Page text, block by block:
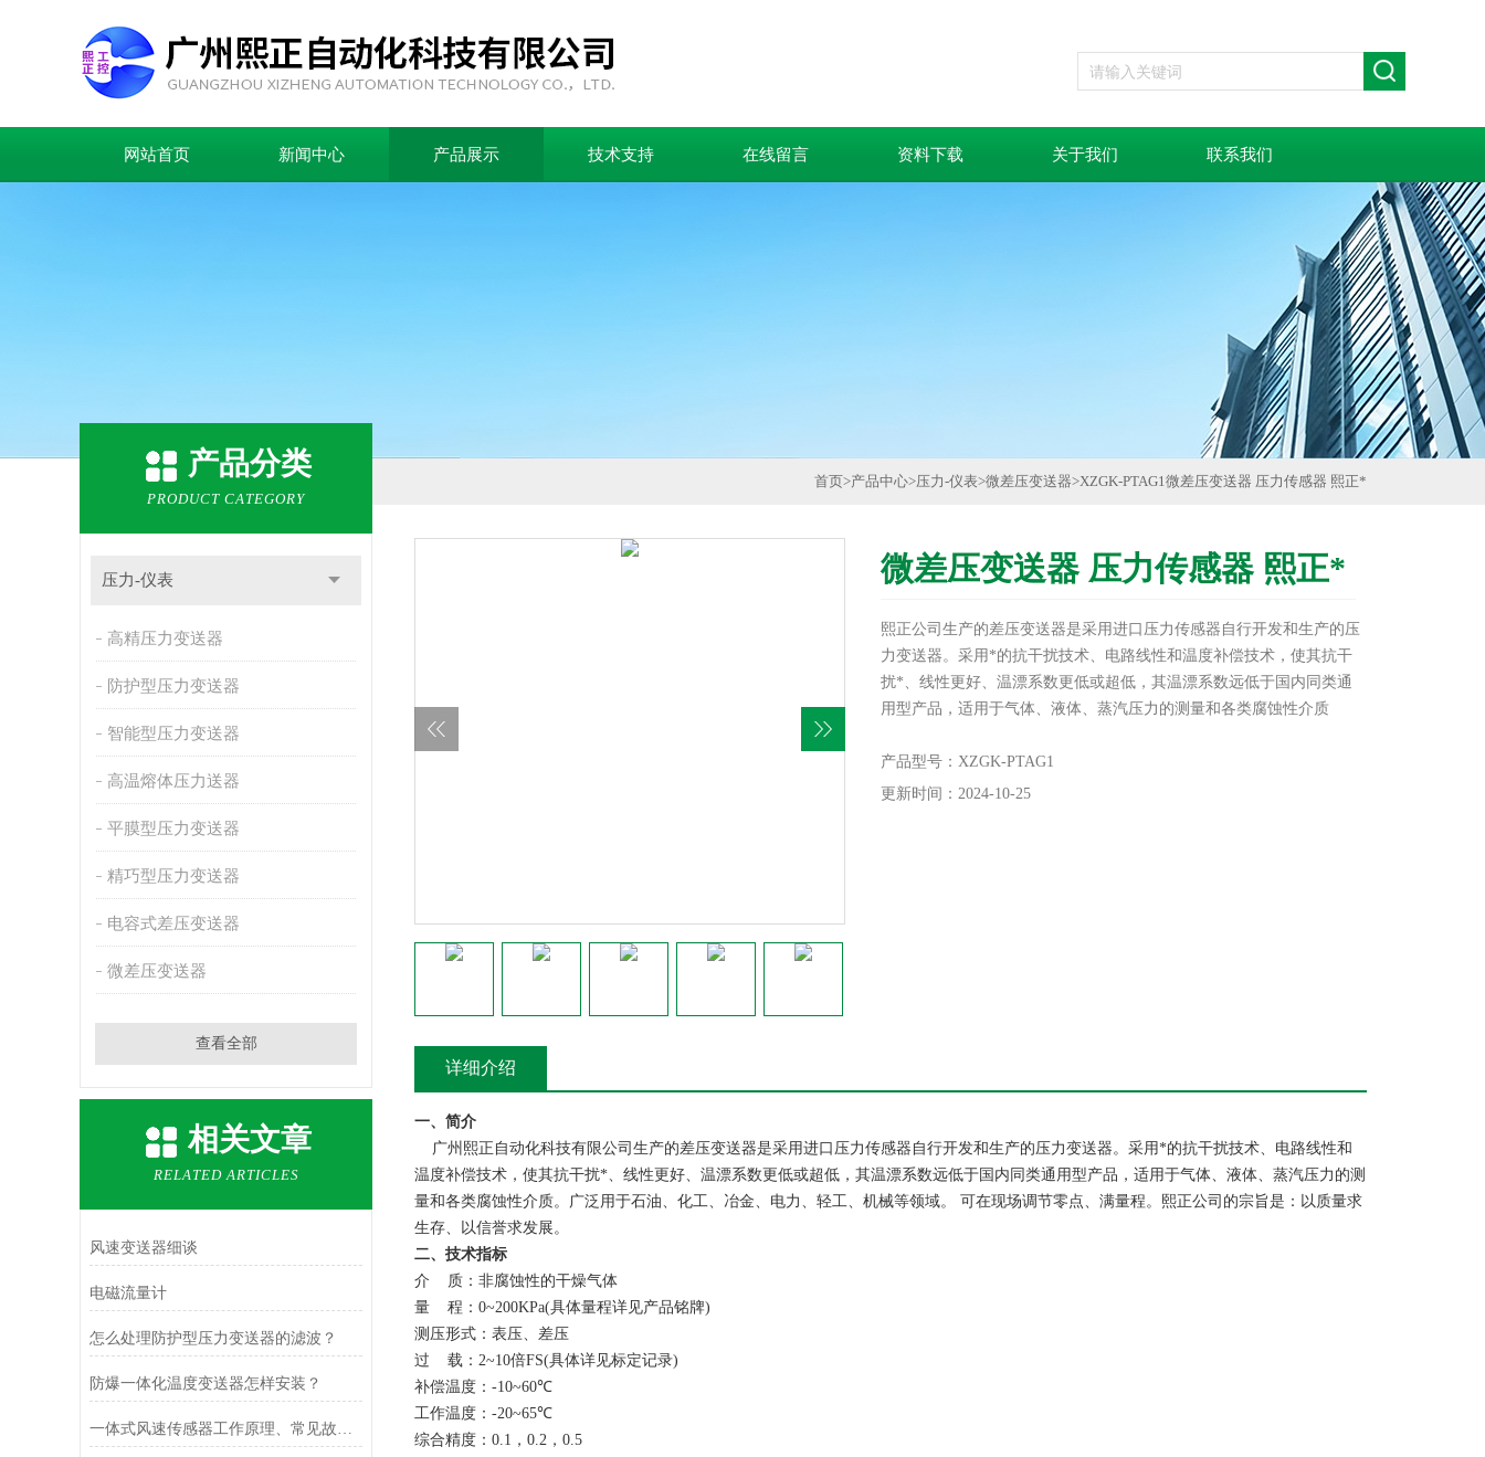
网站首页 新闻中心 产品展示 技术支持 在线留言 资料下载 关于我们 联系我们
产品分类
PRODUCT CATEGORY
压力-仪表
高精压力变送器
防护型压力变送器
智能型压力变送器
高温熔体压力送器
平膜型压力变送器
精巧型压力变送器
电容式差压变送器
微差压变送器
查看全部
相关文章
RELATED ARTICLES
风速变送器细谈
电磁流量计
怎么处理防护型压力变送器的滤波？
防爆一体化温度变送器怎样安装？
一体式风速传感器工作原理、常见故障排查与运维建议
首页>产品中心>压力-仪表>微差压变送器>XZGK-PTAG1微差压变送器 压力传感器 熙正*
微差压变送器 压力传感器 熙正*
熙正公司生产的差压变送器是采用进口压力传感器自行开发和生产的压
力变送器。采用*的抗干扰技术、电路线性和温度补偿技术，使其抗干
扰*、线性更好、温漂系数更低或超低，其温漂系数远低于国内同类通
用型产品，适用于气体、液体、蒸汽压力的测量和各类腐蚀性介质
产品型号：XZGK-PTAG1
更新时间：2024-10-25
详细介绍
一、简介
广州熙正自动化科技有限公司 生产的差压变送器是采用进口压力传感器自行开发和生产的压力变送器。采用*的抗干扰技术、电路线性和
温度补偿技术，使其抗干扰*、线性更好、温漂系数更低或超低，其温漂系数远低于国内同类通用型产品，适用于气体、液体、蒸汽压力的测
量和各类腐蚀性介质。广泛用于石油、化工、冶金、电力、轻工、机械等领域。
可在现场调节零点、满量程。熙正公司的宗旨是：以质量求
生存、以信誉求发展。
二、技术指标
介
质：非腐蚀性的干燥气体
量
程： 0~200KPa(具体量程详见产品铭牌)
测压形式：表压、差压
过
载： 2~10倍FS(具体详见标定记录)
补偿温度： -10~60℃
工作温度： -20~65℃
综合精度： 0.1 ， 0.2 ， 0.5